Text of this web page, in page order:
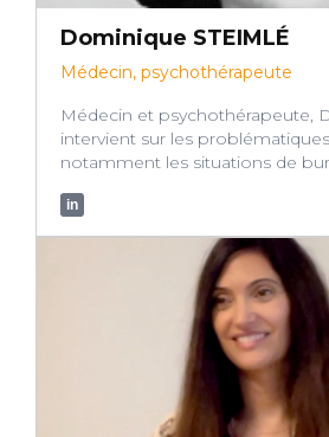
Dominique STEIMLÉ
Médecin, psychothérapeute
Médecin et psychothérapeute,
intervient sur les
notamment les situations de
in